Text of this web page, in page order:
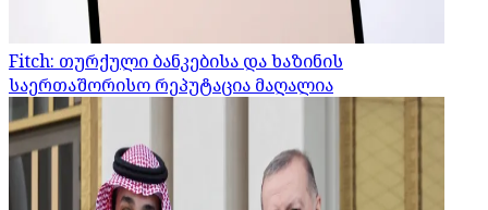
Fitch: თურქული ბანკებისა და ხაზინის
საერთაშორისო რეპუტაცია მაღალია